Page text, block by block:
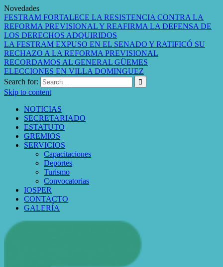
Novedades
FESTRAM FORTALECE LA RESISTENCIA CONTRA LA
REFORMA PREVISIONAL Y REAFIRMA LA DEFENSA DE
LOS DERECHOS ADQUIRIDOS
LA FESTRAM EXPUSO EN EL SENADO Y RATIFICÓ SU
RECHAZO A LA REFORMA PREVISIONAL
RECORDAMOS AL GENERAL GÜEMES
ELECCIONES EN VILLA DOMINGUEZ
Search for:
Skip to content
NOTICIAS
SECRETARIADO
ESTATUTO
GREMIOS
SERVICIOS
Capacitaciones
Deportes
Turismo
Convocatorias
IOSPER
CONTACTO
GALERÍA